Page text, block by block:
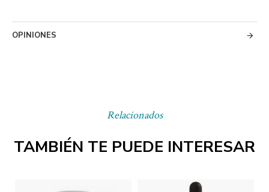
Relacionados
TAMBIÉN TE PUEDE INTERESAR
OPINIONES